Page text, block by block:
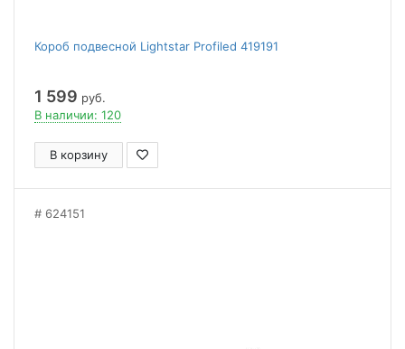
Короб подвесной Lightstar Profiled 419191
1 599 руб.
В наличии: 120
В корзину
624151